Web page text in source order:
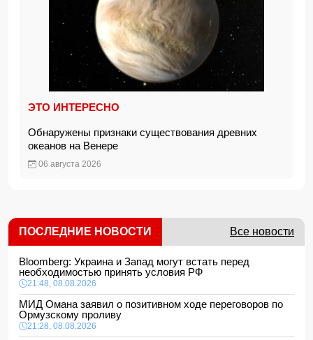
ЭТО ИНТЕРЕСНО
Обнаружены признаки существования древних
океанов на Венере
06 августа 2026
ПОСЛЕДНИЕ НОВОСТИ Все новости
Bloomberg: Украина и Запад могут встать перед
необходимостью принять условия РФ
21:48, 08.08.2026
МИД Омана заявил о позитивном ходе переговоров по
Ормузскому проливу
21:28, 08.08.2026